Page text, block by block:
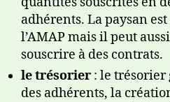
adhérents. La paysan
l’AMAP mais il peut
souscrire à des contrats.
le trésorier : le trésorier
des adhérents, la